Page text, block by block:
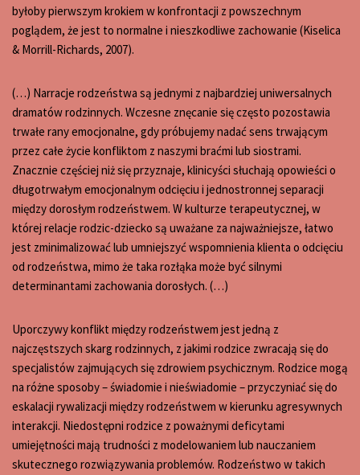
byłoby pierwszym krokiem w konfrontacji z powszechnym
poglądem, że jest to normalne i nieszkodliwe zachowanie (Kiselica
& Morrill-Richards, 2007).
(…) Narracje rodzeństwa są jednymi z najbardziej uniwersalnych
dramatów rodzinnych. Wczesne znęcanie się często pozostawia
trwałe rany emocjonalne, gdy próbujemy nadać sens trwającym
przez całe życie konfliktom z naszymi braćmi lub siostrami.
Znacznie częściej niż się przyznaje, klinicyści słuchają opowieści o
długotrwałym emocjonalnym odcięciu i jednostronnej separacji
między dorosłym rodzeństwem. W kulturze terapeutycznej, w
której relacje rodzic-dziecko są uważane za najważniejsze, łatwo
jest zminimalizować lub umniejszyć wspomnienia klienta o odcięciu
od rodzeństwa, mimo że taka rozłąka może być silnymi
determinantami zachowania dorosłych. (…)
Uporczywy konflikt między rodzeństwem jest jedną z
najczęstszych skarg rodzinnych, z jakimi rodzice zwracają się do
specjalistów zajmujących się zdrowiem psychicznym. Rodzice mogą
na różne sposoby – świadomie i nieświadomie – przyczyniać się do
eskalacji rywalizacji między rodzeństwem w kierunku agresywnych
interakcji. Niedostępni rodzice z poważnymi deficytami
umiejętności mają trudności z modelowaniem lub nauczaniem
skutecznego rozwiązywania problemów. Rodzeństwo w takich